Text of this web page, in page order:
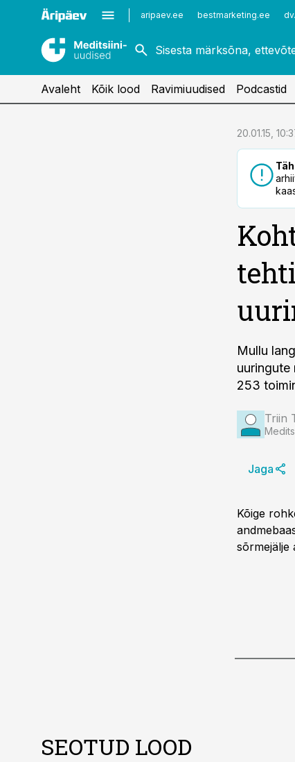
aripaev.ee bestmarketing.ee
Kirurgia
Naistehaigused
Vaktsineerimine
Avaleht Kõik lood Ravimiuudised Podcastid
20.01.15,
Mullu
uuringute
253
Triin
Jaga
Kõige
sõrmejälje
SEOTUD LOOD